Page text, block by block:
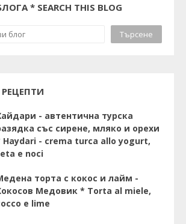
* SEARCH THIS BLOG
- автентична турска
със сирене, мляко и орехи
Haydari - crema turca allo yogurt,
e noci
торта с кокос и лайм -
Медовик * Torta al miele,
e lime